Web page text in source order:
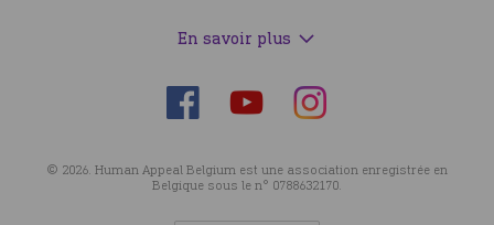
En savoir plus
Suivez-
nous
Facebook
Suivez-
YouTube
Suivez-
nous
Instagram
© 2026. Human Appeal Belgium est une association enregistrée en
Belgique sous le n° 0788632170.